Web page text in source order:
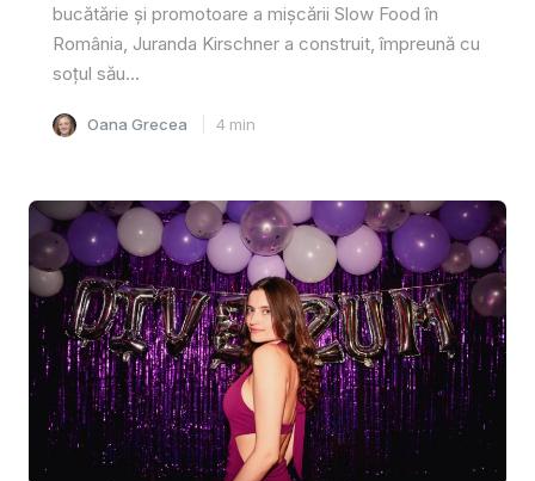
bucătărie și promotoare a mișcării Slow Food în
România, Juranda Kirschner a construit, împreună cu
soțul său...
Oana Grecea 4 min